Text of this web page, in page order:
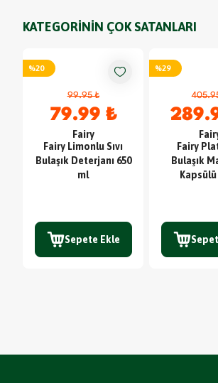
KATEGORİNİN ÇOK SATANLARI
%20
99.95 ₺
79.99 ₺
Fairy
Fairy Limonlu Sıvı
Bulaşık Deterjanı 650
ml
Sepete Ekle
%29
Fairy
Bulaşık